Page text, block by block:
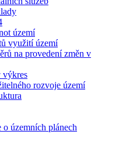
území
využití území
na provedení změn v
výkres
rozvoje území
územních plánech